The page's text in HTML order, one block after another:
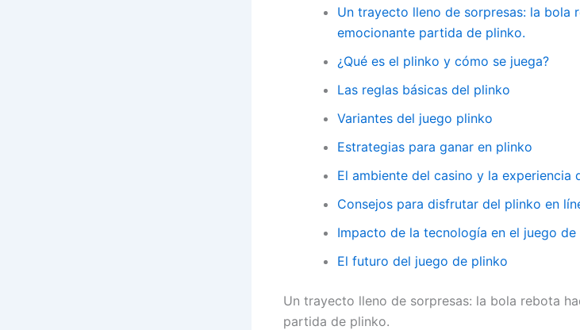
Un trayecto lleno de sorpresas: la bola
emocionante partida de plinko.
¿Qué es el plinko y cómo se juega?
Las reglas básicas del plinko
Variantes del juego plinko
Estrategias para ganar en plinko
El ambiente del casino y la experiencia
Consejos para disfrutar del plinko en
Impacto de la tecnología en el juego de
El futuro del juego de plinko
Un trayecto lleno de sorpresas: la bola rebota
partida de plinko.